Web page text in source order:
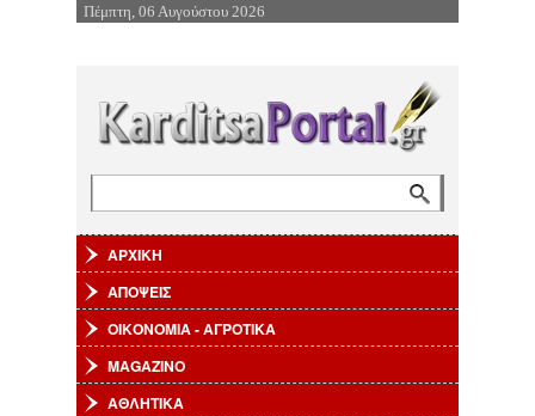
Επιστροφή στην Πλοήγηση
Πέμπτη, 06 Αυγούστου 2026
ΑΡΧΙΚΗ
ΑΠΟΨΕΙΣ
ΟΙΚΟΝΟΜΙΑ - ΑΓΡΟΤΙΚΑ
MAGAZINO
ΑΘΛΗΤΙΚΑ